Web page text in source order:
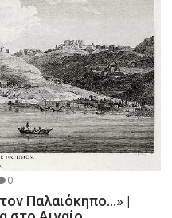
0
Παλαιόκηπο…» |